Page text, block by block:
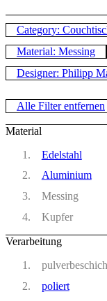
Category:
Material: Messing
Designer: Philipp
Alle Filter entfernen
Material
Edelstahl
Aluminium
Messing
Kupfer
Verarbeitung
poliert